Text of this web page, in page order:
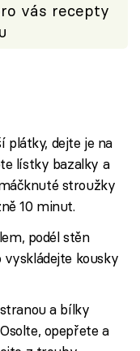
vás recepty
plátky, dejte je na
lístky bazalky a
stroužky
10 minut.
podél stěn
kousky
a bílky
opepřete a